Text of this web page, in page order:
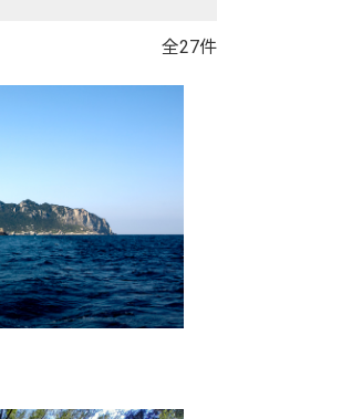
全27件